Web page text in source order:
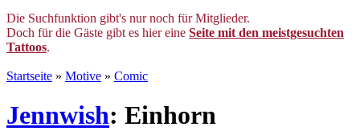
Die Suchfunktion gibt's nur noch für Mitglieder.
Doch für die Gäste gibt es hier eine Seite mit den meistgesuchten
Tattoos.
Startseite » Motive » Comic
Jennwish: Einhorn